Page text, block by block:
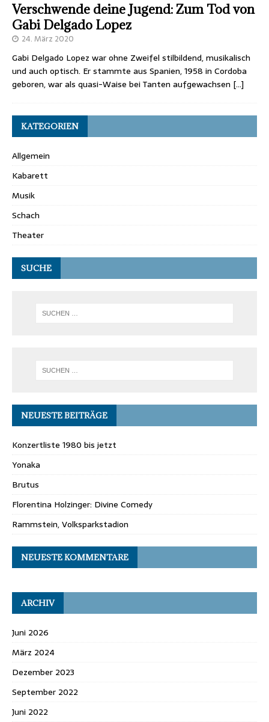
Verschwende deine Jugend: Zum Tod von
Gabi Delgado Lopez
24. März 2020
Gabi Delgado Lopez war ohne Zweifel stilbildend, musikalisch
und auch optisch. Er stammte aus Spanien, 1958 in Cordoba
geboren, war als quasi-Waise bei Tanten aufgewachsen […]
KATEGORIEN
Allgemein
Kabarett
Musik
Schach
Theater
SUCHE
NEUESTE BEITRÄGE
Konzertliste 1980 bis jetzt
Yonaka
Brutus
Florentina Holzinger: Divine Comedy
Rammstein, Volksparkstadion
NEUESTE KOMMENTARE
ARCHIV
Juni 2026
März 2024
Dezember 2023
September 2022
Juni 2022